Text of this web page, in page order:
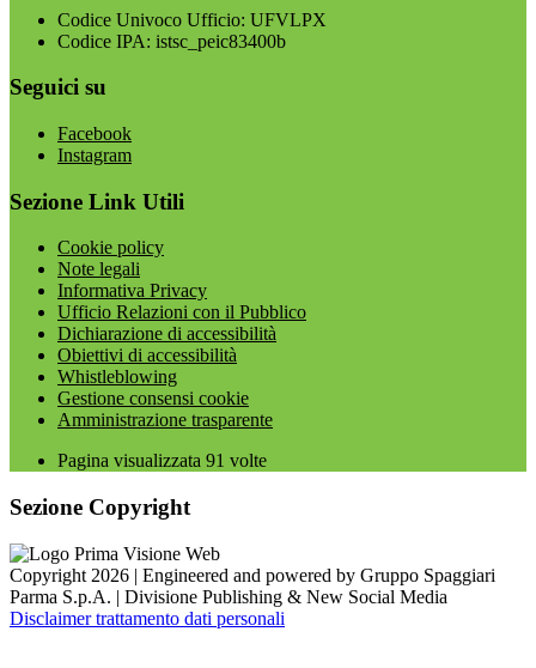
Codice Univoco Ufficio: UFVLPX
Codice IPA: istsc_peic83400b
Seguici su
Facebook
Instagram
Sezione Link Utili
Cookie policy
Note legali
Informativa Privacy
Ufficio Relazioni con il Pubblico
Dichiarazione di accessibilità
Obiettivi di accessibilità
Whistleblowing
Gestione consensi cookie
Amministrazione trasparente
Pagina visualizzata 91 volte
Sezione Copyright
Copyright 2026 | Engineered and powered by Gruppo Spaggiari
Parma S.p.A. | Divisione Publishing & New Social Media
Disclaimer trattamento dati personali